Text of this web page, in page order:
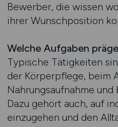
Bewerber, die wissen
ihrer Wunschposition
Welche Aufgaben
Typische Tätigkeiten
der Körperpflege, beim
Nahrungsaufnahme
Dazu gehört auch, auf
einzugehen und den